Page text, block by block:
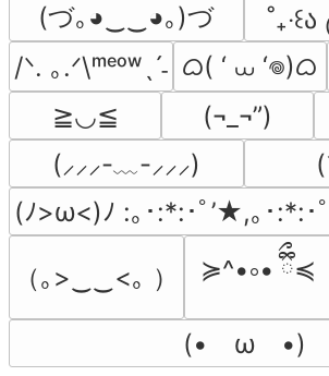
(づ｡◕‿‿◕｡)づ
/ᐠ. ｡.ᐟ\ᵐᵉᵒʷˎˊ˗ ᜊ( ‘ ⩊ ‘𖦹)ᜊ
≧◡≦
(¬_¬”)
(⸝⸝⸝-﹏-⸝⸝⸝)
(ﾉ>ω<)ﾉ :｡･:*:･ﾟ’★,｡･:*:･
（｡>‿‿<｡ ） ≽^•༚• ྀིྀ≼
(•　ω　•)